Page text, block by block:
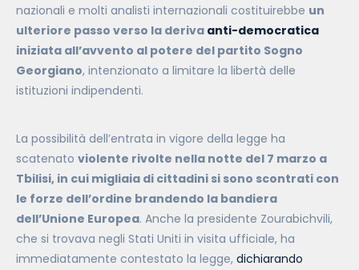
nazionali e molti analisti internazionali costituirebbe un
ulteriore passo verso la deriva anti-democratica
iniziata all’avvento al potere del partito Sogno
Georgiano, intenzionato a limitare la libertà delle
istituzioni indipendenti.
La possibilità dell’entrata in vigore della legge ha
scatenato violente rivolte nella notte del 7 marzo a
Tbilisi, in cui migliaia di cittadini si sono scontrati con
le forze dell’ordine brandendo la bandiera
dell’Unione Europea. Anche la presidente Zourabichvili,
che si trovava negli Stati Uniti in visita ufficiale, ha
immediatamente contestato la legge, dichiarando